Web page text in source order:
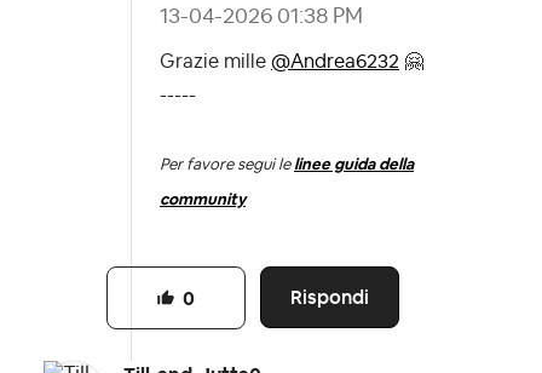
‎13-04-2026 01:38 PM
Grazie mille @Andrea6232 🤗
-----
Per favore segui le linee guida della
community
Rispondi
0